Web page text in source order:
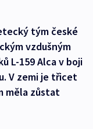
tým české
vzdušným
L-159 Alca v boji
V zemi je třicet
měla zůstat